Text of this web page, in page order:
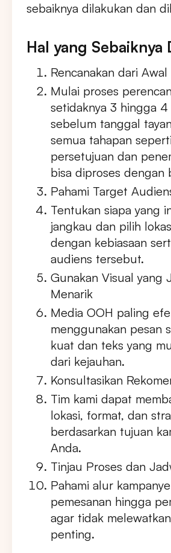
sebaiknya dilakukan dan
Hal yang Sebaiknya
Rencanakan dari Awal
Mulai proses
setidaknya 3 hingga
sebelum tanggal
semua tahapan
persetujuan dan
bisa diproses dengan
Pahami Target
Tentukan siapa yang
jangkau dan pilih
dengan kebiasaan
audiens tersebut.
Gunakan Visual yang
Menarik
Media OOH paling
menggunakan pesan
kuat dan teks yang
dari kejauhan.
Konsultasikan
Tim kami dapat
lokasi, format, dan
berdasarkan tujuan
Anda.
Tinjau Proses dan
Pahami alur
pemesanan hingga
agar tidak
penting.